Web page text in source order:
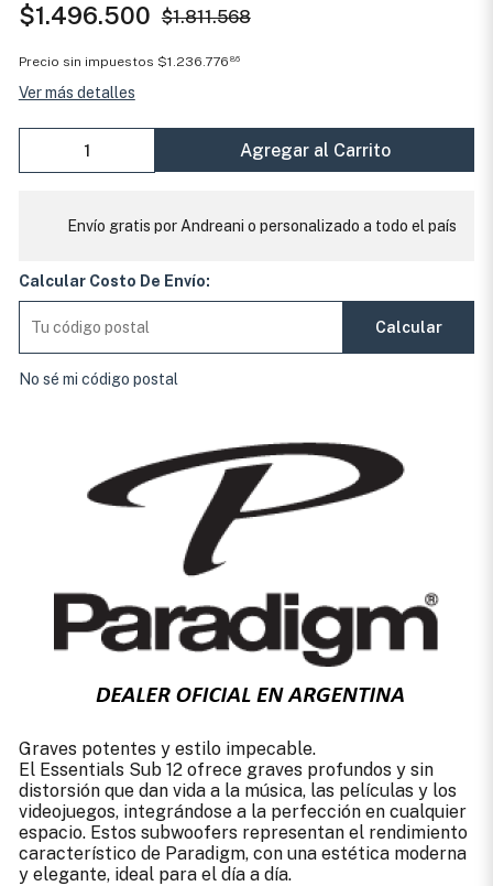
$1.496.500 $1.811.568
Precio sin impuestos $1.236.776 86
Ver más detalles
Agregar al Carrito
Envío gratis por Andreani o personalizado a todo el país
Calcular Costo De Envío:
Calcular
No sé mi código postal
Graves potentes y estilo impecable.
El Essentials Sub 12 ofrece graves profundos y sin
distorsión que dan vida a la música, las películas y los
videojuegos, integrándose a la perfección en cualquier
espacio. Estos subwoofers representan el rendimiento
característico de Paradigm, con una estética moderna
y elegante, ideal para el día a día.